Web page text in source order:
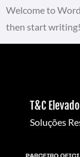
Welcome to
then start writing!
T&c
Soluções